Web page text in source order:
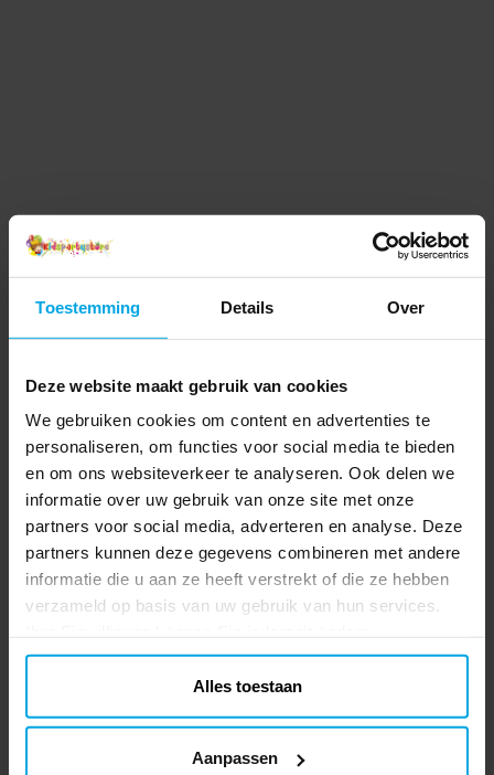
Toestemming Details Over
Deze website maakt gebruik van cookies
We gebruiken cookies om content en advertenties te
personaliseren, om functies voor social media te bieden
en om ons websiteverkeer te analyseren. Ook delen we
informatie over uw gebruik van onze site met onze
partners voor social media, adverteren en analyse. Deze
partners kunnen deze gegevens combineren met andere
informatie die u aan ze heeft verstrekt of die ze hebben
verzameld op basis van uw gebruik van hun services.
Alles toestaan
Aanpassen